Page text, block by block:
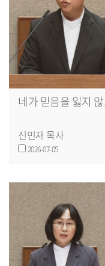
네가 믿음을 잃지
신민재 목사
2026-07-05